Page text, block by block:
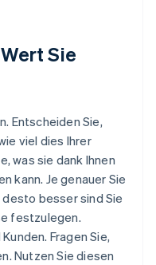
Sie
Entscheiden Sie,
viel dies Ihrer
was sie dank Ihnen
kann. Je genauer Sie
besser sind Sie
festzulegen.
Fragen Sie,
Nutzen Sie diesen